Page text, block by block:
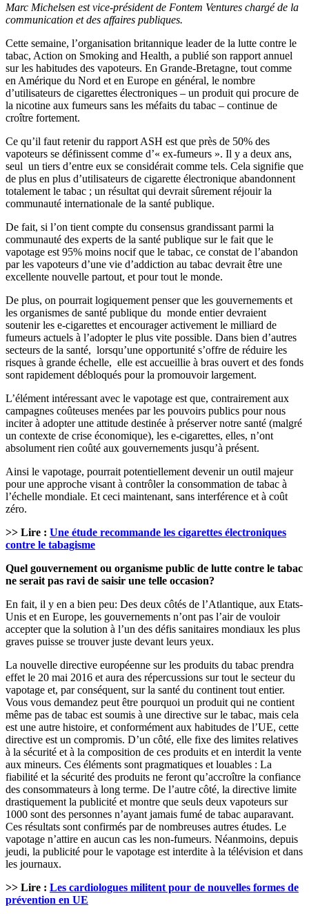
Marc Michelsen est vice-président de Fontem Ventures chargé de la
communication et des affaires publiques.
Cette semaine, l’organisation britannique leader de la lutte contre le
tabac, Action on Smoking and Health, a publié son rapport annuel
sur les habitudes des vapoteurs. En Grande-Bretagne, tout comme
en Amérique du Nord et en Europe en général, le nombre
d’utilisateurs de cigarettes électroniques – un produit qui procure de
la nicotine aux fumeurs sans les méfaits du tabac – continue de
croître fortement.
Ce qu’il faut retenir du rapport ASH est que près de 50% des
vapoteurs se définissent comme d’« ex-fumeurs ». Il y a deux ans,
seul un tiers d’entre eux se considérait comme tels. Cela signifie que
de plus en plus d’utilisateurs de cigarette électronique abandonnent
totalement le tabac ; un résultat qui devrait sûrement réjouir la
communauté internationale de la santé publique.
De fait, si l’on tient compte du consensus grandissant parmi la
communauté des experts de la santé publique sur le fait que le
vapotage est 95% moins nocif que le tabac, ce constat de l’abandon
par les vapoteurs d’une vie d’addiction au tabac devrait être une
excellente nouvelle partout, et pour tout le monde.
De plus, on pourrait logiquement penser que les gouvernements et
les organismes de santé publique du monde entier devraient
soutenir les e-cigarettes et encourager activement le milliard de
fumeurs actuels à l’adopter le plus vite possible. Dans bien d’autres
secteurs de la santé, lorsqu’une opportunité s’offre de réduire les
risques à grande échelle, elle est accueillie à bras ouvert et des fonds
sont rapidement débloqués pour la promouvoir largement.
L’élément intéressant avec le vapotage est que, contrairement aux
campagnes coûteuses menées par les pouvoirs publics pour nous
inciter à adopter une attitude destinée à préserver notre santé (malgré
un contexte de crise économique), les e-cigarettes, elles, n’ont
absolument rien coûté aux gouvernements jusqu’à présent.
Ainsi le vapotage, pourrait potentiellement devenir un outil majeur
pour une approche visant à contrôler la consommation de tabac à
l’échelle mondiale. Et ceci maintenant, sans interférence et à coût
zéro.
>> Lire : Une étude recommande les cigarettes électroniques
contre le tabagisme
Quel gouvernement ou organisme public de lutte contre le tabac
ne serait pas ravi de saisir une telle occasion?
En fait, il y en a bien peu: Des deux côtés de l’Atlantique, aux Etats-
Unis et en Europe, les gouvernements n’ont pas l’air de vouloir
accepter que la solution à l’un des défis sanitaires mondiaux les plus
graves puisse se trouver juste devant leurs yeux.
La nouvelle directive européenne sur les produits du tabac prendra
effet le 20 mai 2016 et aura des répercussions sur tout le secteur du
vapotage et, par conséquent, sur la santé du continent tout entier.
Vous vous demandez peut être pourquoi un produit qui ne contient
même pas de tabac est soumis à une directive sur le tabac, mais cela
est une autre histoire, et conformément aux habitudes de l’UE, cette
directive est un compromis. D’un côté, elle fixe des limites relatives
à la sécurité et à la composition de ces produits et en interdit la vente
aux mineurs. Ces éléments sont pragmatiques et louables : La
fiabilité et la sécurité des produits ne feront qu’accroître la confiance
des consommateurs à long terme. De l’autre côté, la directive limite
drastiquement la publicité et montre que seuls deux vapoteurs sur
1000 sont des personnes n’ayant jamais fumé de tabac auparavant.
Ces résultats sont confirmés par de nombreuses autres études. Le
vapotage n’attire en aucun cas les non-fumeurs. Néanmoins, depuis
jeudi, la publicité pour le vapotage est interdite à la télévision et dans
les journaux.
>> Lire : Les cardiologues militent pour de nouvelles formes de
prévention en UE